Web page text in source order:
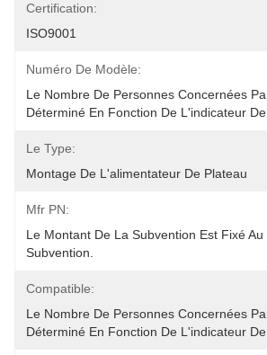
Certification:
ISO9001
Numéro De Modèle:
Le Nombre De Personnes Concernées
Déterminé En Fonction De L'indicateur
Le Type:
Montage De L'alimentateur De Plateau
Mfr PN:
Le Montant De La Subvention Est Fixé
Subvention.
Compatible:
Le Nombre De Personnes Concernées
Déterminé En Fonction De L'indicateur